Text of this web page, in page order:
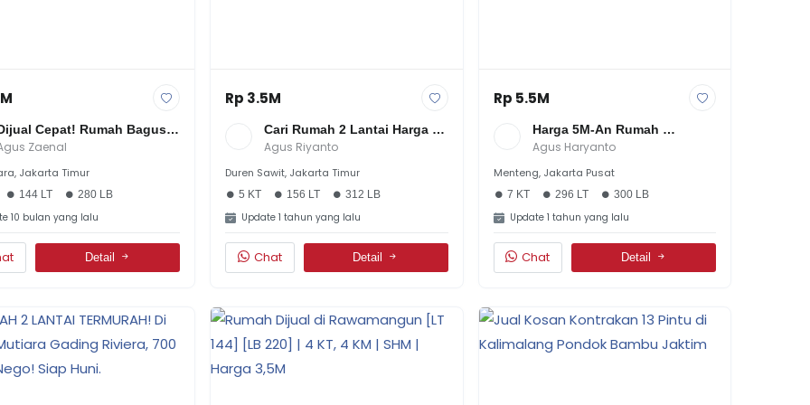
Cepat! Rumah Bagus &
Di Cipinang JakTim -
6 Kamar | 2.3M
Zaenal
Jakarta Timur
144 LT 280 LB
10 bulan yang lalu
Detail
Rp 3.5M
Cari Rumah 2 Lantai Harga
3M-An Di Duren Sawit Jakarta
Agus Riyanto
Duren Sawit, Jakarta Timur
5 KT 156 LT 312 LB
Update 1 tahun yang lalu
Chat Detail
Rp 5.5M
Harga 5M-An Rumah
Strategis Di Tebet Menteng
Agus Haryanto
Menteng, Jakarta Pusat
7 KT 296 LT 300 LB
Update 1 tahun yang lalu
Chat Detail